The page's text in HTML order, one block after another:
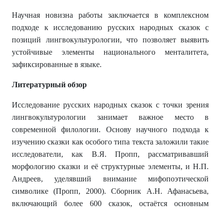
Научная новизна работы заключается в комплексном
подходе к исследованию русских народных сказок с
позиций лингвокультурологии, что позволяет выявить
устойчивые элементы национального менталитета,
зафиксированные в языке.
Литературный обзор
Исследование русских народных сказок с точки зрения
лингвокультурологии занимает важное место в
современной филологии. Основу научного подхода к
изучению сказки как особого типа текста заложили такие
исследователи, как В.Я. Пропп, рассматривавший
морфологию сказки и её структурные элементы, и Н.П.
Андреев, уделявший внимание мифопоэтической
символике (Пропп, 2000). Сборник А.Н. Афанасьева,
включающий более 600 сказок, остаётся основным